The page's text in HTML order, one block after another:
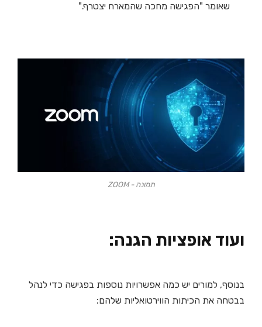
שאומר "הפגישה מחכה שהמארח יצטרף."
תמונה - ZOOM
ועוד אופציות הגנה:
בנוסף, למורים יש כמה אפשרויות נוספות בפגישה כדי לנהל
בבטחה את הכיתות הווירטואליות שלהם: